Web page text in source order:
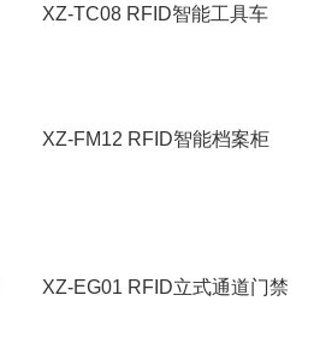
XZ-TC08 RFID智能工具车
XZ-FM12 RFID智能档案柜
XZ-EG01 RFID立式通道门禁